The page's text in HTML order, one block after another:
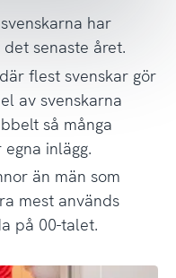
har
senaste året.
flest svenskar gör
av svenskarna
så många
inlägg.
än män som
mest används
på 00-talet.